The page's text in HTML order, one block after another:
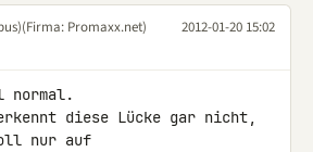
(Firma: Promaxx.net)
2012-01-20 15:02
normal.
diese Lücke gar nicht,
nur auf